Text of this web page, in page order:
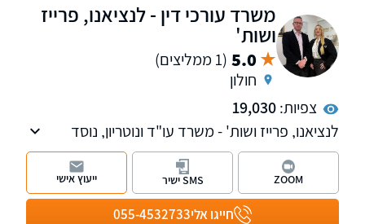
משרד עורכי דין - לנציאנו, פרייז
ושות'
5.0 (1 ממליצים)
חולון
צפיות:19,030
לנציאנו, פרייז ושות' - משרד עו"ד ונוטריון, נוסד
ב-2003 וצבר ותק וניסיון רב בתחום הרשלנות
הרפואית, נזקי גוף ותאונות ובדיני הביטוח הלאומי.
בנוסף ניתן שירות בתחומים צוואות, ירושות וייפוי כוח
מתמשך. סניפים בחולון ובחיפה.
חייגו אלי055-4532733
ZOOM SMS ישיר ייעוץ אישי